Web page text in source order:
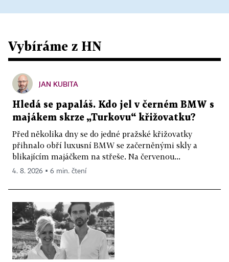
Vybíráme z HN
JAN KUBITA
Hledá se papaláš. Kdo jel v černém BMW s
majákem skrze „Turkovu“ křižovatku?
Před několika dny se do jedné pražské křižovatky
přihnalo obří luxusní BMW se začerněnými skly a
blikajícím majáčkem na střeše. Na červenou...
4. 8. 2026 ▪ 6 min. čtení